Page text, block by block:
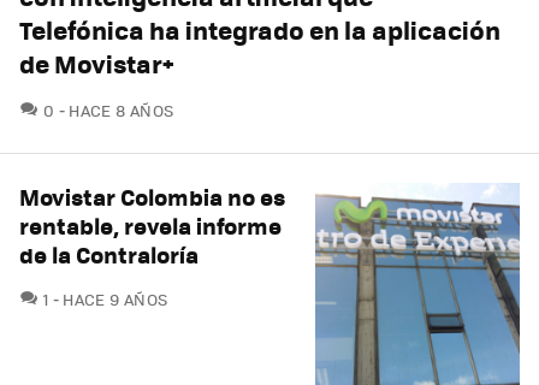
Telefónica ha integrado en la aplicación
de Movistar+
0 COMENTARIOS
HACE 8 AÑOS
Movistar Colombia no es
rentable, revela informe
de la Contraloría
1 COMENTARIOS
HACE 9 AÑOS